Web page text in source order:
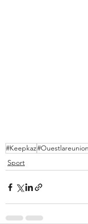
#Keepkaz#Ouestlareunion
Sport